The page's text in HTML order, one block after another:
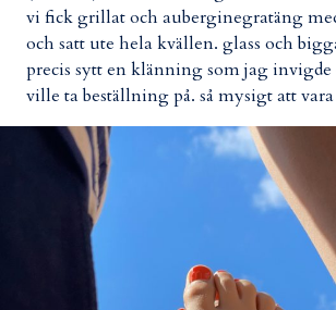
vi fick grillat och auberginegratäng
och satt ute hela kvällen. glass och
precis sytt en klänning som jag
ville ta beställning på. så mysigt att